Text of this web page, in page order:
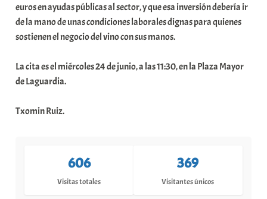
euros en ayudas públicas al sector, y que esa inversión debería ir
de la mano de unas condiciones laborales dignas para quienes
sostienen el negocio del vino con sus manos.
La cita es el miércoles 24 de junio, a las 11:30, en la Plaza Mayor
de Laguardia.
Txomin Ruiz.
606
Visitas totales
369
Visitantes únicos